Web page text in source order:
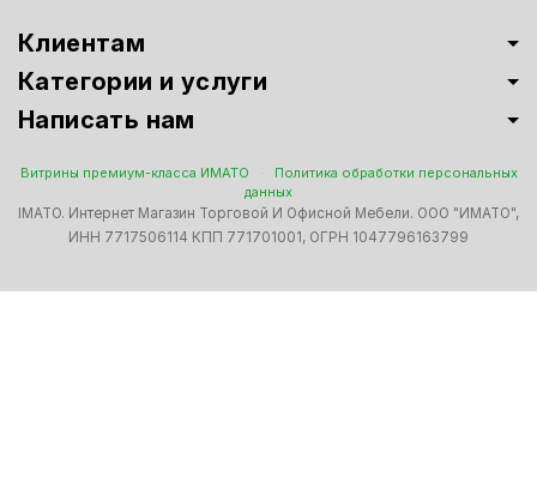
Клиентам
Категории и услуги
Написать нам
Витрины премиум-класса ИМАТО ·
Политика обработки персональных
данных
IMATO. Интернет Магазин Торговой И Офисной Мебели. ООО "ИМАТО",
ИНН 7717506114 КПП 771701001, ОГРН 1047796163799